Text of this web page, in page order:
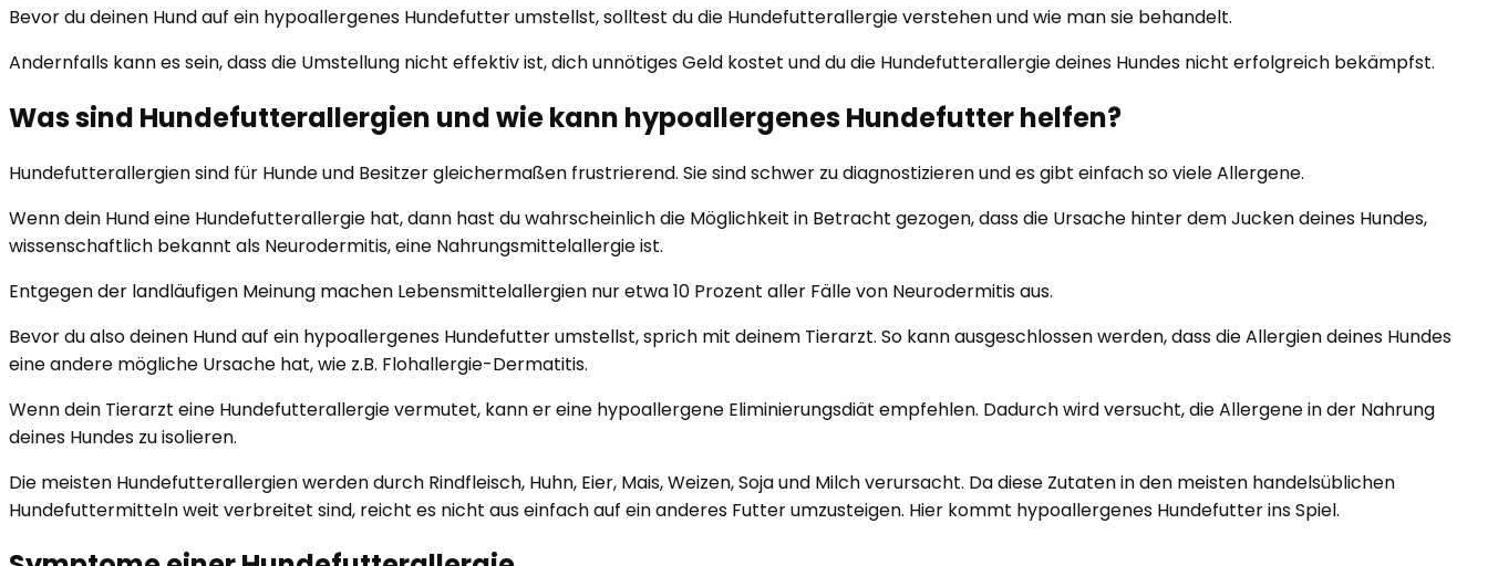
Bevor du deinen Hund auf ein hypoallergenes Hundefutter umstellst, solltest du die Hundefutterallergie verstehen und wie man sie behandelt.
Andernfalls kann es sein, dass die Umstellung nicht effektiv ist, dich unnötiges Geld kostet und du die Hundefutterallergie deines Hundes nicht erfolgreich bekämpfst.
Was sind Hundefutterallergien und wie kann hypoallergenes Hundefutter helfen?
Hundefutterallergien sind für Hunde und Besitzer gleichermaßen frustrierend. Sie sind schwer zu diagnostizieren und es gibt einfach so viele Allergene.
Wenn dein Hund eine Hundefutterallergie hat, dann hast du wahrscheinlich die Möglichkeit in Betracht gezogen, dass die Ursache hinter dem Jucken deines Hundes,
wissenschaftlich bekannt als Neurodermitis, eine Nahrungsmittelallergie ist.
Entgegen der landläufigen Meinung machen Lebensmittelallergien nur etwa 10 Prozent aller Fälle von Neurodermitis aus.
Bevor du also deinen Hund auf ein hypoallergenes Hundefutter umstellst, sprich mit deinem Tierarzt. So kann ausgeschlossen werden, dass die Allergien deines Hundes
eine andere mögliche Ursache hat, wie z.B. Flohallergie-Dermatitis.
Wenn dein Tierarzt eine Hundefutterallergie vermutet, kann er eine hypoallergene Eliminierungsdiät empfehlen. Dadurch wird versucht, die Allergene in der Nahrung
deines Hundes zu isolieren.
Die meisten Hundefutterallergien werden durch Rindfleisch, Huhn, Eier, Mais, Weizen, Soja und Milch verursacht. Da diese Zutaten in den meisten handelsüblichen
Hundefuttermitteln weit verbreitet sind, reicht es nicht aus einfach auf ein anderes Futter umzusteigen. Hier kommt hypoallergenes Hundefutter ins Spiel.